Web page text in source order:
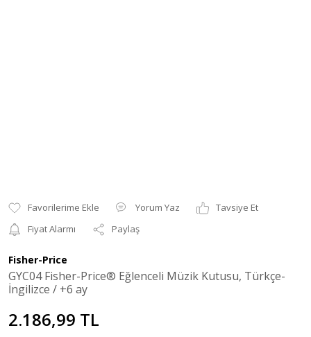
Yorum Yaz
Tavsiye Et
Fiyat Alarmı
Paylaş
Fisher-Price
GYC04 Fisher-Price® Eğlenceli Müzik Kutusu, Türkçe-
İngilizce / +6 ay
2.186,99 TL